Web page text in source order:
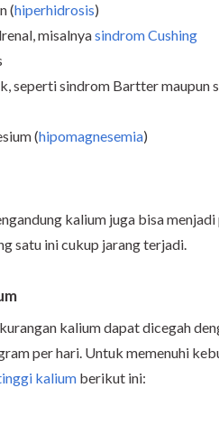
(hiperhidrosis)
misalnyasindrom Cushing
seperti sindrom Bartter maupun
(hipomagnesemia)
kalium juga bisa
satu ini cukup jarang terjadi.
kalium dapat dicegah
per hari. Untuk memenuhi
kalium berikut ini: